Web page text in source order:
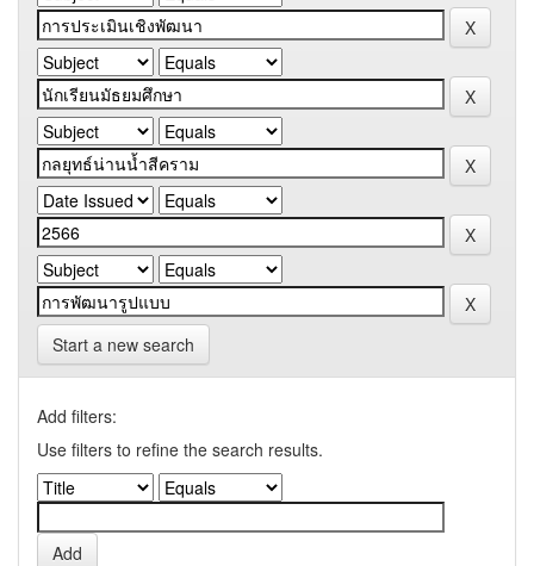
Start a new search
Add filters:
Use filters to refine the search results.